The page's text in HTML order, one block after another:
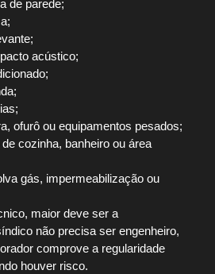
de parede;
acústico;
ofurô ou equipamentos pesados;
cozinha, banheiro ou área
gás, impermeabilização ou
maior deve ser a
não precisa ser engenheiro,
comprove a regularidade
houver risco.